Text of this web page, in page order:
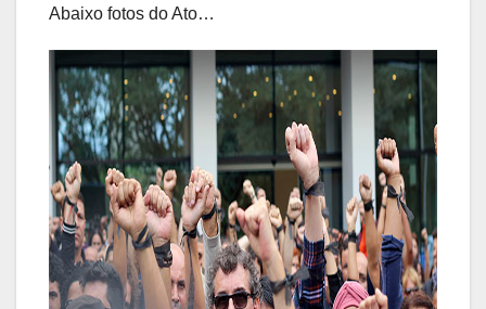
Abaixo fotos do Ato…